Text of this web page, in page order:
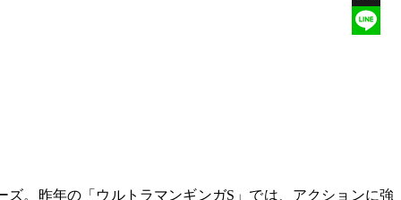
X
。昨年の「ウルトラマンギンガS」では、アクションに強